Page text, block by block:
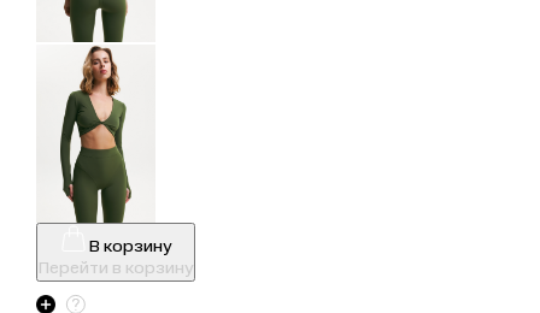
В корзину
Перейти в корзину